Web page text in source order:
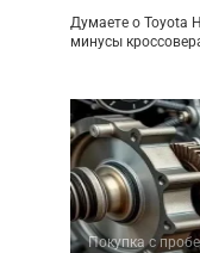
Думаете о Toyota
минусы
Покупка с